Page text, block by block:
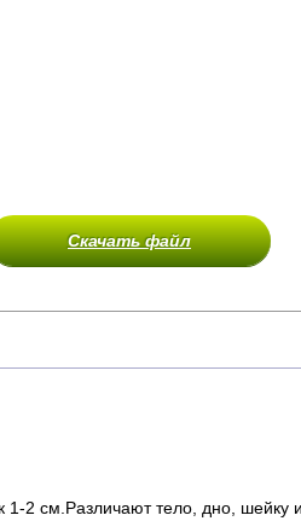
Скачать файл
2 см.Различают тело, дно,